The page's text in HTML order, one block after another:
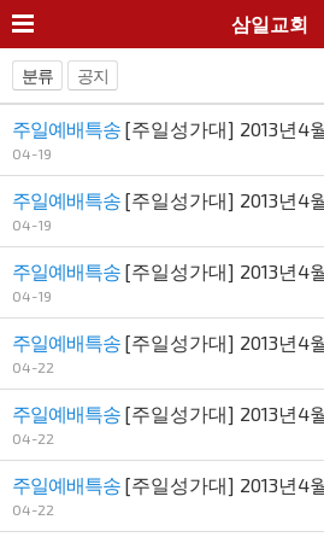
삼일교회
분류 공지
주일예배특송 [주일성가대] 2013년4
04-19
주일예배특송 [주일성가대] 2013년4
04-19
주일예배특송 [주일성가대] 2013년4
04-19
주일예배특송 [주일성가대] 2013년4
04-22
주일예배특송 [주일성가대] 2013년4
04-22
주일예배특송 [주일성가대] 2013년4
04-22